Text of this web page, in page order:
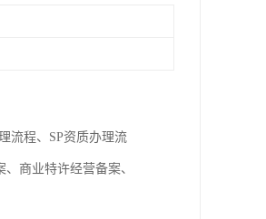
流程、SP资质办理流
商业特许经营备案、